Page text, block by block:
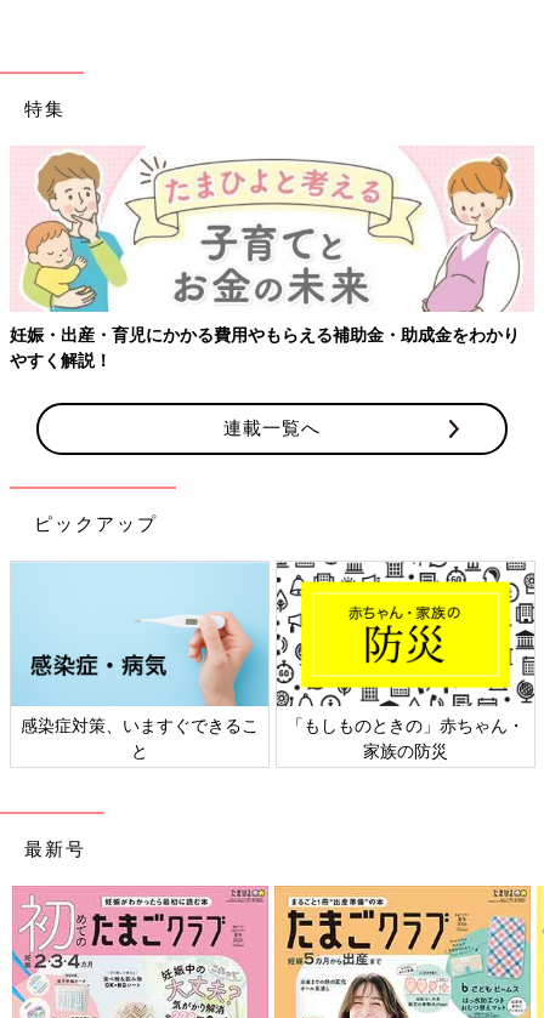
PROFILE）
しさ満点！中高生の基本のお弁当』（成美堂出版）、『おべんと
か月晩ごはん献立』(主婦と生活社)、『あと1品がすぐでき
る！ おいしい副菜』（池田書店）、『オートミールで簡単！
ダイエット』（宝島社）、『中高生アスリートを応援！パフォー
マンスがアップする ラクうま部活弁当』（ナツメ社）、『作り
おき+すぐできおかずで糖質オフ1か月弁当』（主婦と生活社）
など多数。
特集
をわかり
【ワクチン接種できるものも】妊婦の感染症対策、知
連載一覧へ
ピックアップ
」赤ちゃん・
日本外来小児科学会リーフレッ
六星占術 細木か
最新号